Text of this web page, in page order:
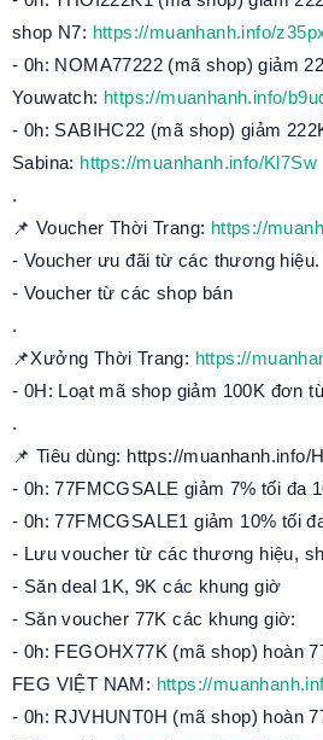
shop N7: https://muanhanh.info/
- 0h: NOMA77222 (mã shop) giảm
Youwatch: https://muanhanh.info/
- 0h: SABIHC22 (mã shop) giảm
Sabina: https://muanhanh.info/Kl7Sw
.
📌 Voucher Thời Trang: https://
- Voucher ưu đãi từ các thương hiệu.
- Voucher từ các shop bán
.
📌Xưởng Thời Trang: https://
- 0H: Loạt mã shop giảm 100K đơn
.
📌 Tiêu dùng: https://muanhanh.info/
- 0h: 77FMCGSALE giảm 7% tối đa
- 0h: 77FMCGSALE1 giảm 10% tối
- Lưu voucher từ các thương hiệu,
- Săn deal 1K, 9K các khung giờ
- Săn voucher 77K các khung giờ:
- 0h: FEGOHX77K (mã shop) hoàn
FEG VIỆT NAM: https://
- 0h: RJVHUNT0H (mã shop) hoàn